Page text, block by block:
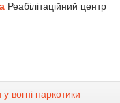
Реабілітаційний центр
вогні наркотики